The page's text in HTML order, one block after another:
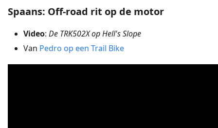
Spaans: Off-road rit op de motor
Video: De TRK502X op Hell's Slope
Van Pedro op een Trail Bike